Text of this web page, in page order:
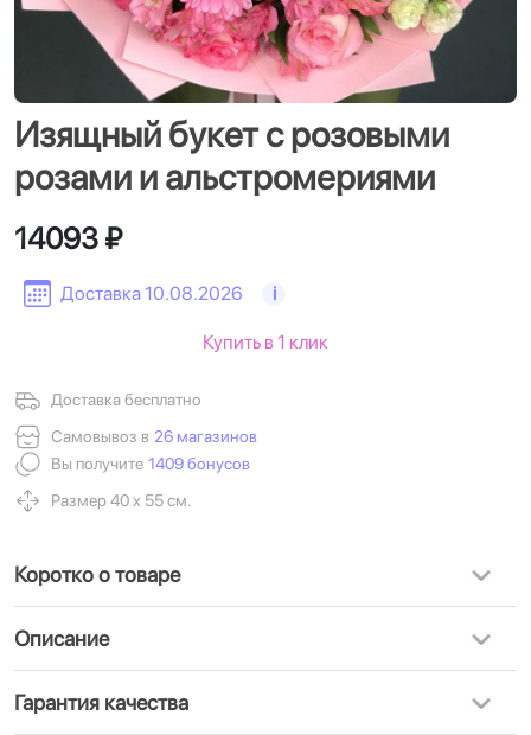
Изящный букет с розовыми
розами и альстромериями
Доставка 10.08.2026 i
14093 ₽
Доставка бесплатно
Самовывоз в 26 магазинов
Вы получите 1409 бонусов
Размер 40 х 55 см.
Купить в 1 клик
Коротко о товаре
Описание
Гарантия качества